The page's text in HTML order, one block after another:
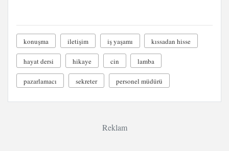
konuşma iletişim iş yaşamı kıssadan hisse
hayat dersi hikaye cin lamba
pazarlamacı sekreter personel müdürü
Reklam